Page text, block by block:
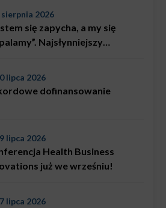
2026
się zapycha, a my się
Najsłynniejszy
są nie tylko choroby
lipca 2026
dofinansowanie
lipca 2026
Health Business
już we wrześniu!
lipca 2026